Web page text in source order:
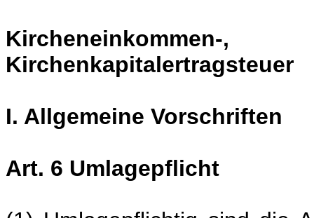
Kirchenkapitalertragsteuer
I. Allgemeine Vorschriften
Art. 6 Umlagepflicht